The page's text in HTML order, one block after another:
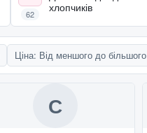
хлопчиків
62
Ціна: Від меншого до більшого
С